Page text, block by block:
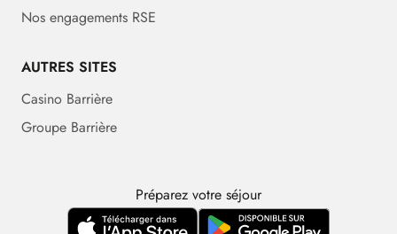
Nos engagements RSE
AUTRES SITES
Casino Barrière
Groupe Barrière
Préparez votre séjour